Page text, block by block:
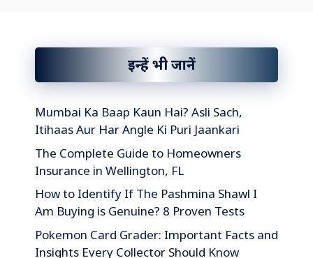
इन्हें भी जानें
Mumbai Ka Baap Kaun Hai? Asli Sach,
Itihaas Aur Har Angle Ki Puri Jaankari
The Complete Guide to Homeowners
Insurance in Wellington, FL
How to Identify If The Pashmina Shawl I
Am Buying is Genuine? 8 Proven Tests
Pokemon Card Grader: Important Facts and
Insights Every Collector Should Know